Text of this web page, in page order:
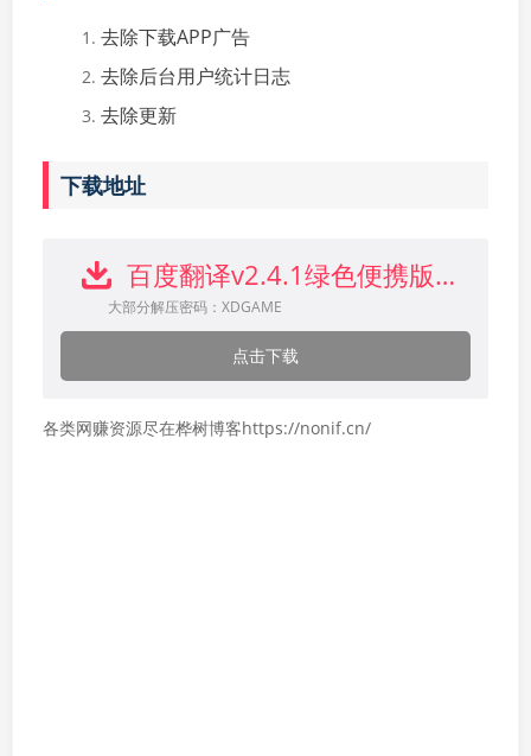
去除下载APP广告
去除后台用户统计日志
去除更新
下载地址
百度翻译v2.4.1绿色便携版下载
大部分解压密码：XDGAME
点击下载
各类网赚资源尽在桦树博客https://nonif.cn/